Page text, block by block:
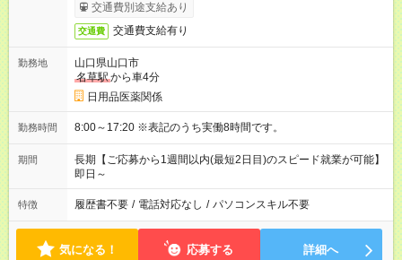
交通費別途支給あり
交通費 交通費支給有り
勤務地
山口県山口市
名草駅から車4分
日用品医薬関係
勤務時間 8:00～17:20 ※表記のうち実働8時間です。
期間
長期【ご応募から1週間以内(最短2日目)のスピード就業が可能】
即日～
特徴 履歴書不要 / 電話対応なし / パソコンスキル不要
気になる！ 応募する 詳細へ